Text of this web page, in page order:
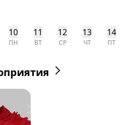
10
ПН
11
ВТ
12
СР
13
ЧТ
14
ПТ